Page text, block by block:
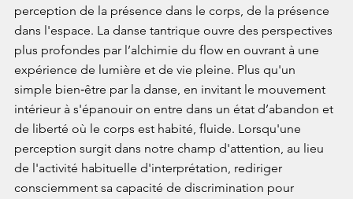
perception de la présence dans le corps, de la présence
dans l'espace. La danse tantrique ouvre des perspectives
plus profondes par l’alchimie du flow en ouvrant à une
expérience de lumière et de vie pleine. Plus qu'un
simple bien‑être par la danse, en invitant le mouvement
intérieur à s'épanouir on entre dans un état d’abandon et
de liberté où le corps est habité, fluide. Lorsqu'une
perception surgit dans notre champ d'attention, au lieu
de l'activité habituelle d'interprétation, rediriger
consciemment sa capacité de discrimination pour